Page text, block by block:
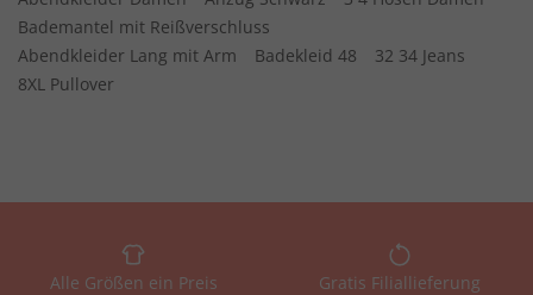
Bademantel mit Reißverschluss
Abendkleider Lang mit Arm
Badekleid 48
32 34 Jeans
8XL Pullover
Alle Größen ein Preis Gratis Filiallieferung